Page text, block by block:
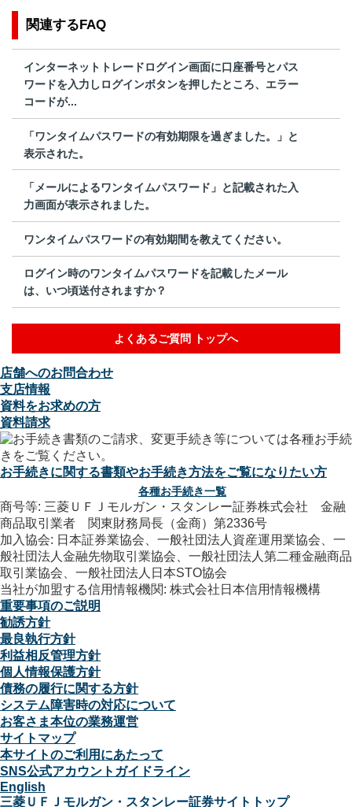
関連するFAQ
インターネットトレードログイン画面に口座番号とパス
ワードを入力しログインボタンを押したところ、エラー
コードが...
「ワンタイムパスワードの有効期限を過ぎました。」と
表示された。
「メールによるワンタイムパスワード」と記載された入
力画面が表示されました。
ワンタイムパスワードの有効期間を教えてください。
ログイン時のワンタイムパスワードを記載したメール
は、いつ頃送付されますか？
よくあるご質問 トップへ
店舗へのお問合わせ
支店情報
資料をお求めの方
資料請求
お手続きに関する書類やお手続き方法をご覧になりたい方
各種お手続き一覧
商号等: 三菱ＵＦＪモルガン・スタンレー証券株式会社 金融
商品取引業者 関東財務局長（金商）第2336号
加入協会: 日本証券業協会、一般社団法人資産運用業協会、一
般社団法人金融先物取引業協会、一般社団法人第二種金融商品
取引業協会、一般社団法人日本STO協会
当社が加盟する信用情報機関: 株式会社日本信用情報機構
重要事項のご説明
勧誘方針
最良執行方針
利益相反管理方針
個人情報保護方針
債務の履行に関する方針
システム障害時の対応について
お客さま本位の業務運営
サイトマップ
本サイトのご利用にあたって
SNS公式アカウントガイドライン
English
三菱ＵＦＪモルガン・スタンレー証券サイトトップ